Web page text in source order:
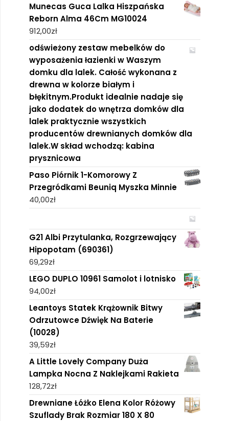
Munecas Guca Lalka Hiszpańska
Reborn Alma 46Cm MG10024
912,00zł
odświeżony zestaw mebelków do
wyposażenia łazienki w Waszym
domku dla lalek. Całość wykonana z
drewna w kolorze białym i
błękitnym.Produkt idealnie nadaje się
jako dodatek do wnętrza domków dla
lalek praktycznie wszystkich
producentów drewnianych domków dla
lalek.W skład wchodzą: kabina
prysznicowa
Paso Piórnik 1-Komorowy Z
Przegródkami Beuniq Myszka Minnie
40,00zł
G21 Albi Przytulanka, Rozgrzewający
Hipopotam (690361)
69,29zł
LEGO DUPLO 10961 Samolot i lotnisko
94,00zł
Leantoys Statek Krążownik Bitwy
Odrzutowce Dźwięk Na Baterie
(10028)
39,59zł
A Little Lovely Company Duża
Lampka Nocna Z Naklejkami Rakieta
128,72zł
Drewniane Łóżko Elena Kolor Różowy
Szuflady Brak Rozmiar 180 X 80